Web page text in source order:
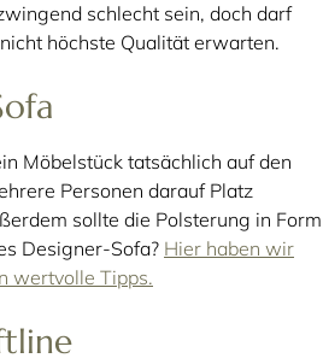
schlecht sein, doch darf
höchste Qualität erwarten.
Möbelstück tatsächlich auf den
Personen darauf Platz
sollte die Polsterung in Form
Designer-Sofa? Hier haben wir
wertvolle Tipps.